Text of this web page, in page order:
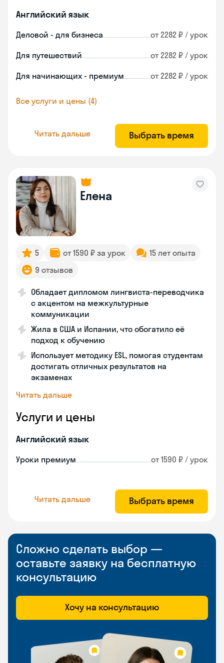
Английский язык
Деловой - для бизнеса от 2282 ₽ / урок
Для путешествий от 2282 ₽ / урок
Для начинающих - премиум от 2282 ₽ / урок
Все услуги и цены (4)
Читать дальше Выбрать время
Елена
5 от 1590 ₽ за урок
15 лет опыта
9 отзывов
Обладает дипломом лингвиста-переводчика
с акцентом на межкультурные
коммуникации
Жила в США и Испании, что обогатило её
подход к обучению
Использует методику ESL, помогая студентам
достигать отличных результатов на
экзаменах
Читать дальше
Услуги и цены
Английский язык
Уроки премиум от 1590 ₽ / урок
Читать дальше Выбрать время
Сложно сделать выбор —
оставьте заявку на бесплатную
консультацию
Хочу на консультацию